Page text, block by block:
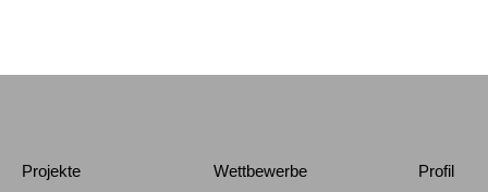
Projekte Wettbewerbe Profil